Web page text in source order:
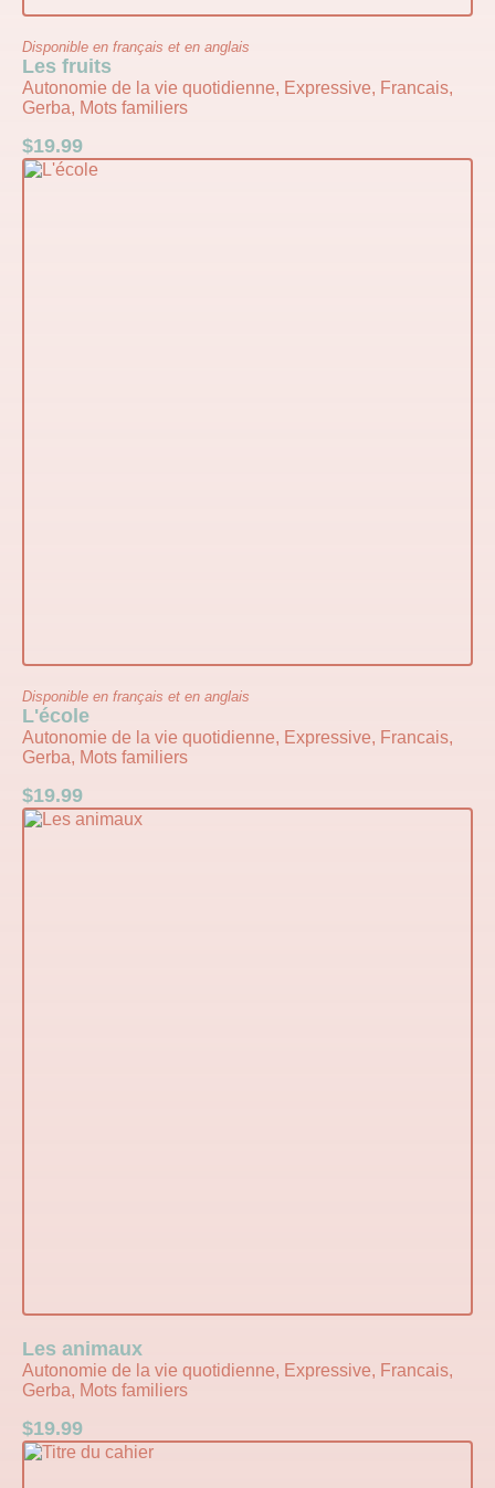
Disponible en français et en anglais
Les fruits
Autonomie de la vie quotidienne, Expressive, Francais,
Gerba, Mots familiers
$19.99
Disponible en français et en anglais
L'école
Autonomie de la vie quotidienne, Expressive, Francais,
Gerba, Mots familiers
$19.99
Les animaux
Autonomie de la vie quotidienne, Expressive, Francais,
Gerba, Mots familiers
$19.99